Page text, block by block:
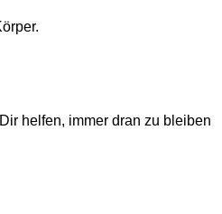
helfen, immer dran zu bleiben